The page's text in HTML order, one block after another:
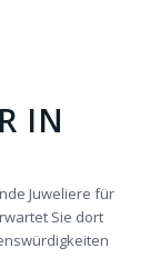
IN
Juweliere für
Sie dort